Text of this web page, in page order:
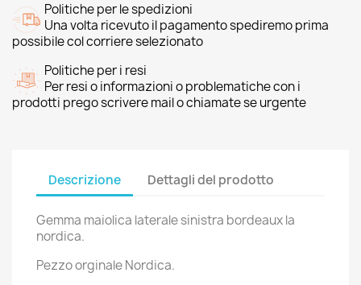
Politiche per le spedizioni
Una volta ricevuto il pagamento spediremo prima
possibile col corriere selezionato
Politiche per i resi
Per resi o informazioni o problematiche con i
prodotti prego scrivere mail o chiamate se urgente
Descrizione Dettagli del prodotto
Gemma maiolica laterale sinistra bordeaux la
nordica.
Pezzo orginale Nordica.